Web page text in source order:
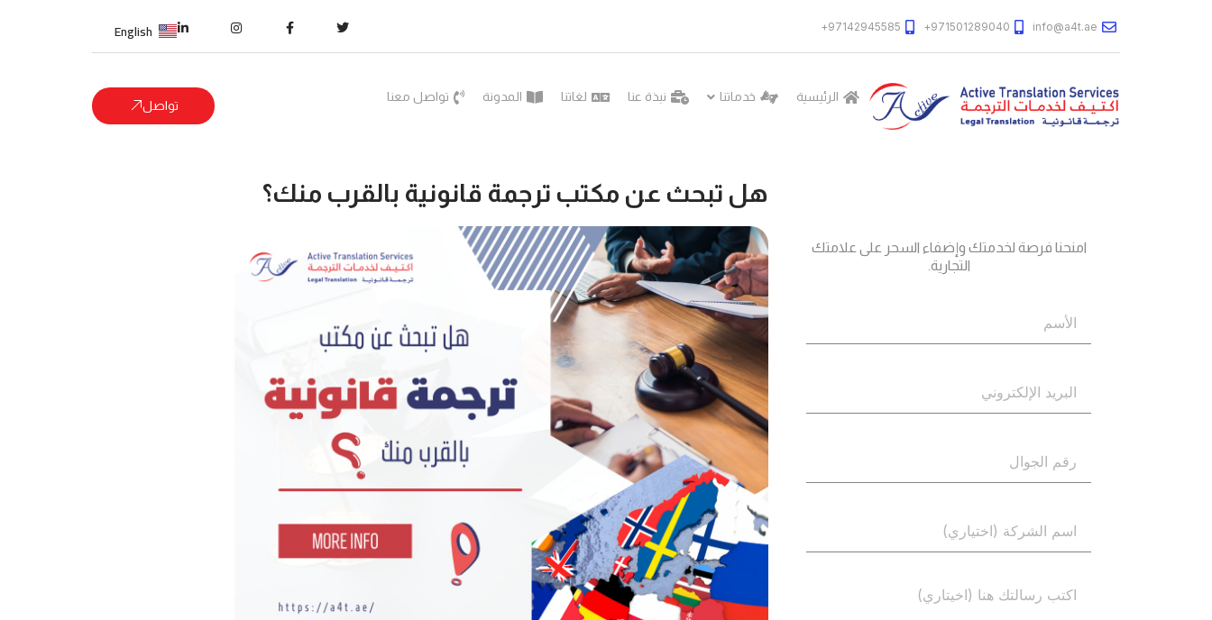
info@a4t.ae
971501289040+
97142945585+
English
الرئيسية خدماتنا نبذة عنا لغاتنا المدونة تواصل معنا
تواصل
امنحنا فرصة لخدمتك وإضفاء السحر على علامتك
التجارية.
هل تبحث عن مكتب ترجمة قانونية بالقرب منك؟